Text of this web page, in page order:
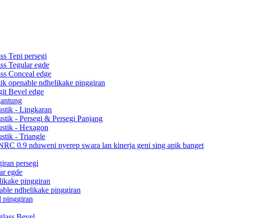
Tepi persegi
Tegular egde
Conceal edge
openable ndhelikake pinggiran
Bevel edge
- Lingkaran
- Persegi & Persegi Panjang
- Hexagon
- Triangle
0.9 nduweni nyerep swara lan kinerja geni sing apik banget
persegi
egde
pinggiran
ndhelikake pinggiran
pinggiran